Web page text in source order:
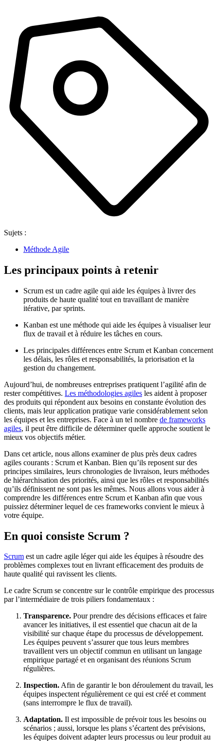
Sujets :
Méthode Agile
Les principaux points à retenir
Scrum est un cadre agile qui aide les équipes à livrer des
produits de haute qualité tout en travaillant de manière
itérative, par sprints.
Kanban est une méthode qui aide les équipes à visualiser leur
flux de travail et à réduire les tâches en cours.
Les principales différences entre Scrum et Kanban concernent
les délais, les rôles et responsabilités, la priorisation et la
gestion du changement.
Aujourd’hui, de nombreuses entreprises pratiquent l’agilité afin de
rester compétitives. Les méthodologies agiles les aident à proposer
des produits qui répondent aux besoins en constante évolution des
clients, mais leur application pratique varie considérablement selon
les équipes et les entreprises. Face à un tel nombre de frameworks
agiles, il peut être difficile de déterminer quelle approche soutient le
mieux vos objectifs métier.
Dans cet article, nous allons examiner de plus près deux cadres
agiles courants : Scrum et Kanban. Bien qu’ils reposent sur des
principes similaires, leurs chronologies de livraison, leurs méthodes
de hiérarchisation des priorités, ainsi que les rôles et responsabilités
qu’ils définissent ne sont pas les mêmes. Nous allons vous aider à
comprendre les différences entre Scrum et Kanban afin que vous
puissiez déterminer lequel de ces frameworks convient le mieux à
votre équipe.
En quoi consiste Scrum ?
Scrum est un cadre agile léger qui aide les équipes à résoudre des
problèmes complexes tout en livrant efficacement des produits de
haute qualité qui ravissent les clients.
Le cadre Scrum se concentre sur le contrôle empirique des processus
par l’intermédiaire de trois piliers fondamentaux :
Transparence. Pour prendre des décisions efficaces et faire
avancer les initiatives, il est essentiel que chacun ait de la
visibilité sur chaque étape du processus de développement.
Les équipes peuvent s’assurer que tous leurs membres
travaillent vers un objectif commun en utilisant un langage
empirique partagé et en organisant des réunions Scrum
régulières.
Inspection.Afin de garantir le bon déroulement du travail, les
équipes inspectent régulièrement ce qui est créé et comment
(sans interrompre le flux de travail).
Adaptation. Il est impossible de prévoir tous les besoins ou
scénarios ; aussi, lorsque les plans s’écartent des prévisions,
les équipes doivent adapter leurs processus ou leur produit au